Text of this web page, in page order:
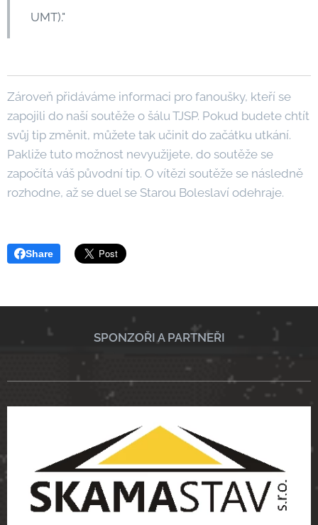
UMT)."
Zároveň přidáváme informaci pro fanoušky, kteří se
zapojili do naší soutěže o šálu TJSP. Pokud budete chtít
svůj tip změnit, můžete tak učinit do začátku utkání.
Pakliže tuto možnost nevyužijete, do soutěže se
započítá váš původní tip. O vítězi soutěže se následně
rozhodne, až se duel se Starou Boleslaví odehraje.
Share
SPONZOŘI A PARTNEŘI